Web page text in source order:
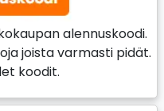
alennuskoodi.
joista varmasti pidät.
koodit.